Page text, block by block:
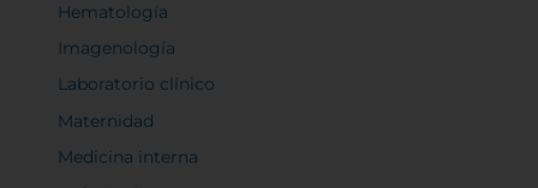
Hematología
Imagenología
Laboratorio clínico
Maternidad
Medicina interna